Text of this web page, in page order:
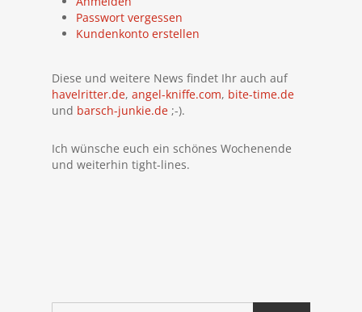
Passwort vergessen
Kundenkonto erstellen
Diese und weitere News findet Ihr auch auf
havelritter.de, angel-kniffe.com, bite-time.de
und barsch-junkie.de ;-).
Ich wünsche euch ein schönes Wochenende
und weiterhin tight-lines.